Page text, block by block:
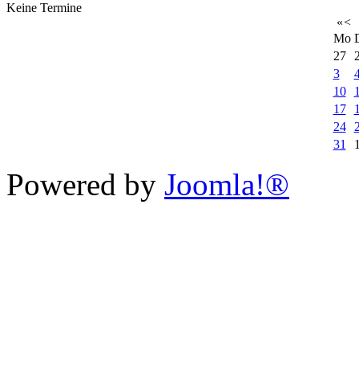
Keine Termine
«<
Mo
27
3
10
17
24
31
Powered by Joomla!®